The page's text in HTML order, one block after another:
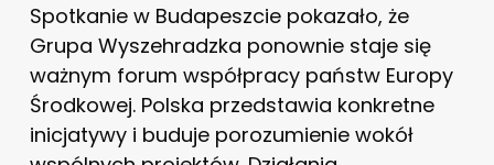
Spotkanie w Budapeszcie pokazało, że
Grupa Wyszehradzka ponownie staje się
ważnym forum współpracy państw Europy
Środkowej. Polska przedstawia konkretne
inicjatywy i buduje porozumienie wokół